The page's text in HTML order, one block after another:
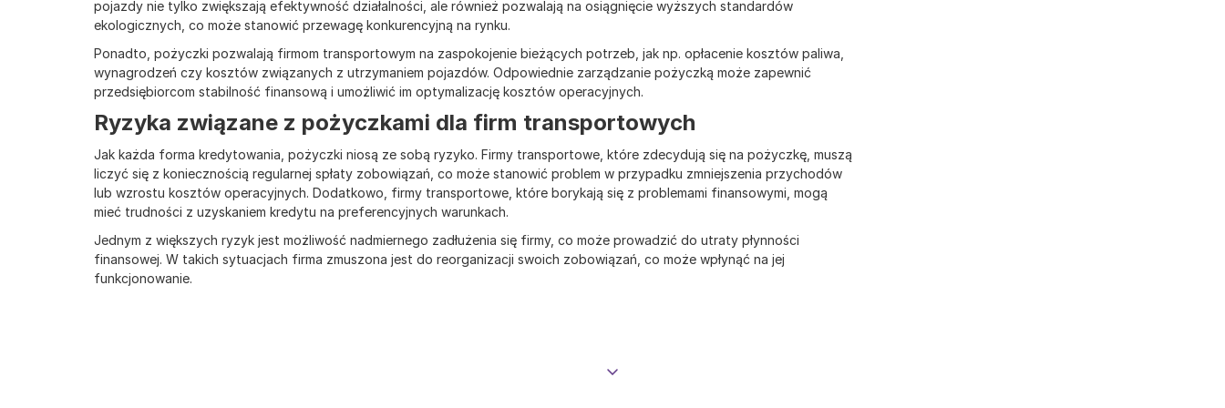
pojazdy nie tylko zwiększają efektywność działalności, ale również pozwalają na osiągnięcie wyższych standardów
ekologicznych, co może stanowić przewagę konkurencyjną na rynku.
Ponadto, pożyczki pozwalają firmom transportowym na zaspokojenie bieżących potrzeb, jak np. opłacenie kosztów paliwa,
wynagrodzeń czy kosztów związanych z utrzymaniem pojazdów. Odpowiednie zarządzanie pożyczką może zapewnić
przedsiębiorcom stabilność finansową i umożliwić im optymalizację kosztów operacyjnych.
Ryzyka związane z pożyczkami dla firm transportowych
Jak każda forma kredytowania, pożyczki niosą ze sobą ryzyko. Firmy transportowe, które zdecydują się na pożyczkę, muszą
liczyć się z koniecznością regularnej spłaty zobowiązań, co może stanowić problem w przypadku zmniejszenia przychodów
lub wzrostu kosztów operacyjnych. Dodatkowo, firmy transportowe, które borykają się z problemami finansowymi, mogą
mieć trudności z uzyskaniem kredytu na preferencyjnych warunkach.
Jednym z większych ryzyk jest możliwość nadmiernego zadłużenia się firmy, co może prowadzić do utraty płynności
finansowej. W takich sytuacjach firma zmuszona jest do reorganizacji swoich zobowiązań, co może wpłynąć na jej
funkcjonowanie.